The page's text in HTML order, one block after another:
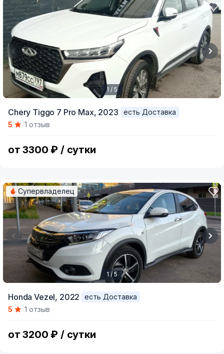
of
1 / 5
Chery Tiggo 7 Pro Max, 2023
есть Доставка
5
1 отзыв
от 3300 ₽ / сутки
of
Супервладелец
1 / 5
Honda Vezel, 2022
есть Доставка
5
1 отзыв
от 3200 ₽ / сутки